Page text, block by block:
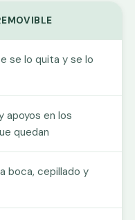
se lo quita y se lo
apoyos en los
quedan
boca, cepillado y